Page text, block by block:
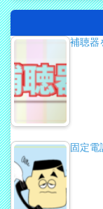
補聴器
固定電